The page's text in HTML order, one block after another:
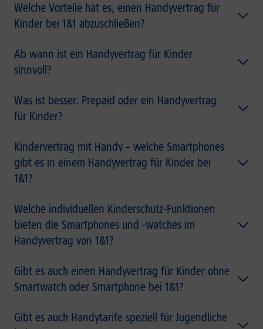
Welche Vorteile hat es, einen Handyvertrag für
Kinder bei 1&1 abzuschließen?
Ab wann ist ein Handyvertrag für Kinder
sinnvoll?
Was ist besser: Prepaid oder ein Handyvertrag
für Kinder?
Kindervertrag mit Handy – welche Smartphones
gibt es in einem Handyvertrag für Kinder bei
1&1?
Welche individuellen Kinderschutz-Funktionen
bieten die Smartphones und -watches im
Handyvertrag von 1&1?
Gibt es auch einen Handyvertrag für Kinder ohne
Smartwatch oder Smartphone bei 1&1?
Gibt es auch Handytarife speziell für Jugendliche